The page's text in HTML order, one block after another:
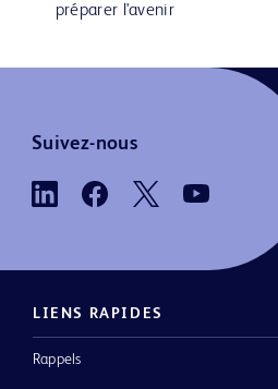
préparer l'avenir
Suivez-nous
LIENS RAPIDES
Rappels